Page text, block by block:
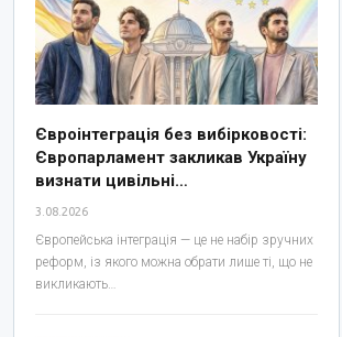
Євроінтеграція без вибірковості:
Європарламент закликав Україну
визнати цивільні…
3.08.2026
Європейська інтеграція — це не набір зручних
реформ, із якого можна обрати лише ті, що не
викликають…